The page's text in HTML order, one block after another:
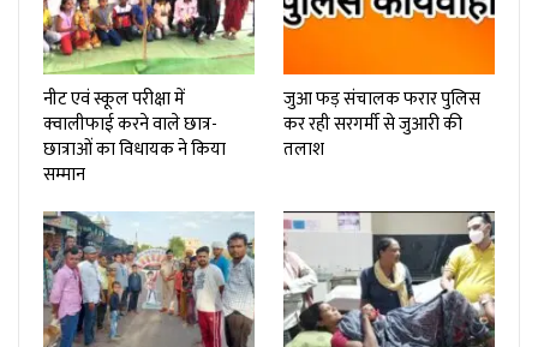
नीट एवं स्कूल परीक्षा में
क्वालीफाई करने वाले छात्र-
छात्राओं का विधायक ने किया
सम्मान
जुआ फड़ संचालक फरार पुलिस
कर रही सरगर्मी से जुआरी की
तलाश